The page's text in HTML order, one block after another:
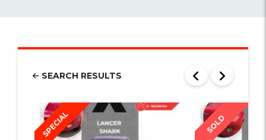
SEARCH RESULTS
SPECIAL SOLD